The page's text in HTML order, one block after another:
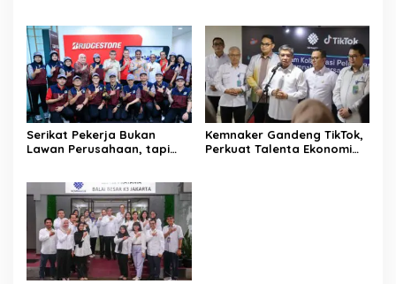
Serikat Pekerja Bukan
Lawan Perusahaan, tapi
Kemnaker Gandeng TikTok,
Perkuat Talenta Ekonomi